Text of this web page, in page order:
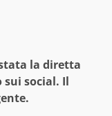
la diretta
sui social. Il